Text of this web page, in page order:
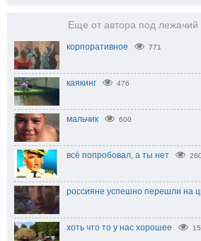
Еще от автора под лежачий
корпоративное 771
каякинг 476
мальчик 600
всё попробовал, а ты нет 260
россияне успешно перешли на
хоть что то у нас хорошее